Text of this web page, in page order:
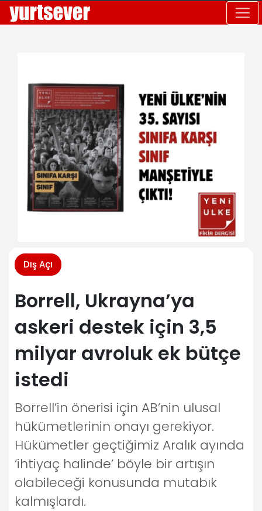
Dış Açı
Borrell, Ukrayna’ya
askeri destek için 3,5
milyar avroluk ek bütçe
istedi
Borrell’in önerisi için AB’nin ulusal
hükümetlerinin onayı gerekiyor.
Hükümetler geçtiğimiz Aralık ayında
‘ihtiyaç halinde’ böyle bir artışın
olabileceği konusunda mutabık
kalmışlardı.